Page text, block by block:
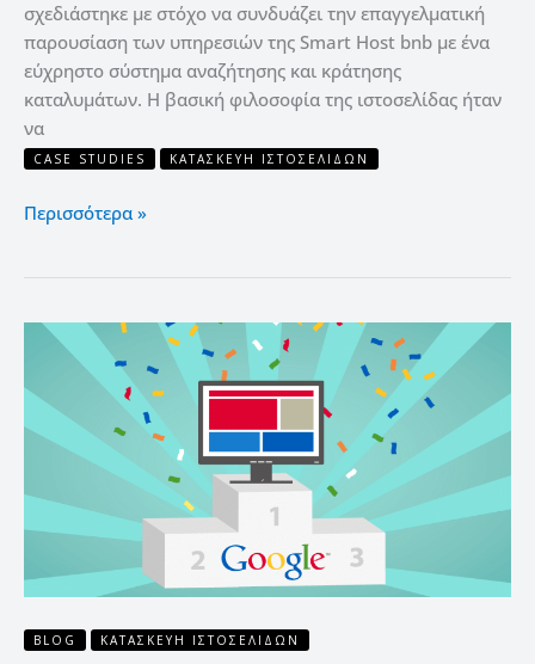
σχεδιάστηκε με στόχο να συνδυάζει την επαγγελματική
παρουσίαση των υπηρεσιών της Smart Host bnb με ένα
εύχρηστο σύστημα αναζήτησης και κράτησης
καταλυμάτων. Η βασική φιλοσοφία της ιστοσελίδας ήταν
να
CASE STUDIES ΚΑΤΑΣΚΕΥΉ ΙΣΤΟΣΕΛΊΔΩΝ
Περισσότερα »
BLOG ΚΑΤΑΣΚΕΥΉ ΙΣΤΟΣΕΛΊΔΩΝ
συμβουλές
για
επιτυχημένη
ιστοσελίδα